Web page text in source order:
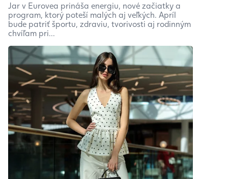
Jar v Eurovea prináša energiu, nové začiatky a
program, ktorý poteší malých aj veľkých. Apríl
bude patriť športu, zdraviu, tvorivosti aj rodinným
chvíľam pri...